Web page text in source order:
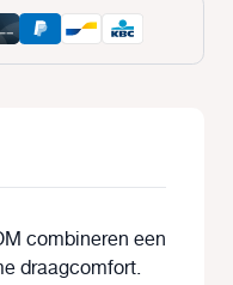
combineren een
draagcomfort.